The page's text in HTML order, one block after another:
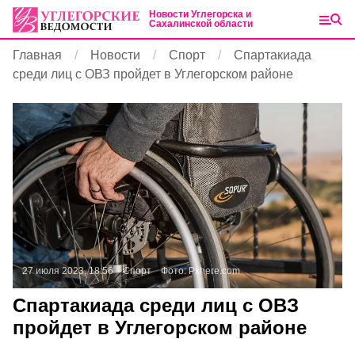
Новости Углегорска и
Сахалинской области
Главная Новости Спорт
Спартакиада
среди лиц с ОВЗ пройдет в Углегорском районе
27 июля 2023, 18:56 Спорт Фото:Pxhere.com
Спартакиада среди лиц с ОВЗ
пройдет в Углегорском районе